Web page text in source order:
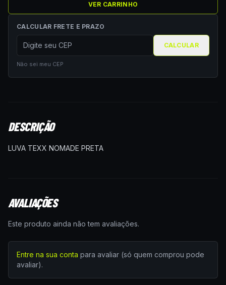
VER CARRINHO
CALCULAR FRETE E PRAZO
CALCULAR
Não sei meu CEP
DESCRIÇÃO
LUVA TEXX NOMADE PRETA
AVALIAÇÕES
Este produto ainda não tem avaliações.
Entre na sua conta para avaliar (só quem comprou pode
avaliar).